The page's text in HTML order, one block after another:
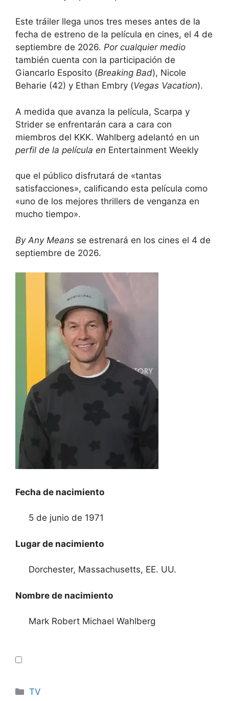
Este tráiler llega unos tres meses antes de la
fecha de estreno de la película en cines, el 4 de
septiembre de 2026. Por cualquier medio
también cuenta con la participación de
Giancarlo Esposito (Breaking Bad), Nicole
Beharie (42) y Ethan Embry (Vegas Vacation).
A medida que avanza la película, Scarpa y
Strider se enfrentarán cara a cara con
miembros del KKK. Wahlberg adelantó en un
perfil de la película en Entertainment Weekly
que el público disfrutará de «tantas
satisfacciones», calificando esta película como
«uno de los mejores thrillers de venganza en
mucho tiempo».
By Any Means se estrenará en los cines el 4 de
septiembre de 2026.
Fecha de nacimiento
5 de junio de 1971
Lugar de nacimiento
Dorchester, Massachusetts, EE. UU.
Nombre de nacimiento
Mark Robert Michael Wahlberg
Categories
TV